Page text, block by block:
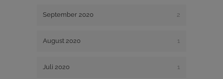
September 2020 2
August 2020 1
Juli 2020 1